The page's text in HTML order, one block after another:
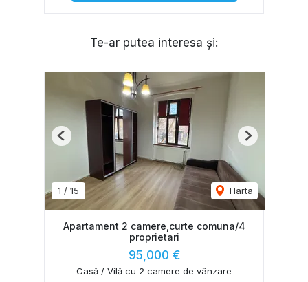
Te-ar putea interesa și:
1 / 15 Harta
Previous Next
Apartament 2 camere,curte comuna/4
proprietari
95,000 €
Casă / Vilă cu 2 camere de vânzare